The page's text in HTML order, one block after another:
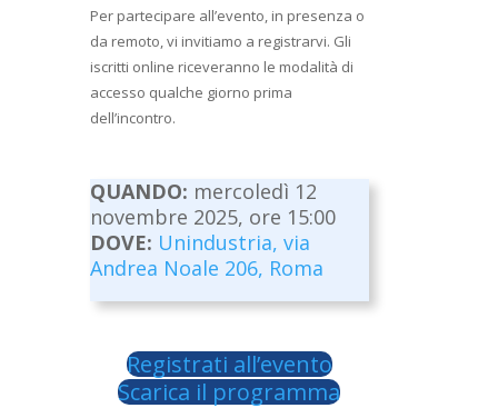
Per partecipare all’evento, in presenza o
da remoto, vi invitiamo a registrarvi. Gli
iscritti online riceveranno le modalità di
accesso qualche giorno prima
dell’incontro.
QUANDO: mercoledì 12
novembre 2025, ore 15:00
DOVE: Unindustria, via
Andrea Noale 206, Roma
Registrati all’evento
Scarica il programma